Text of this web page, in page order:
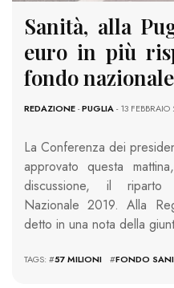
Sanità, alla
euro in più
fondo nazionale
REDAZIONE-PUGLIA- 13 FEBBRAIO
La Conferenza dei
approvato questa
discussione, il riparto
Nazionale 2019. Alla
detto in una nota della
TAGS: #57 MILIONI #FONDO